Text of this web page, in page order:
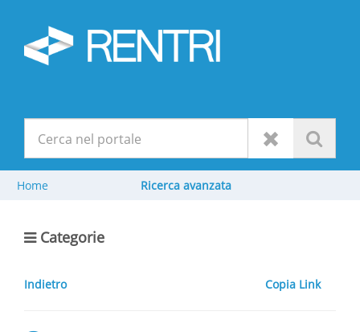
Home Ricerca avanzata
Categorie
Indietro Copia Link